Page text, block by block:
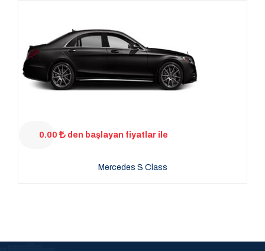
0.00 den başlayan fiyatlar ile
Mercedes S Class